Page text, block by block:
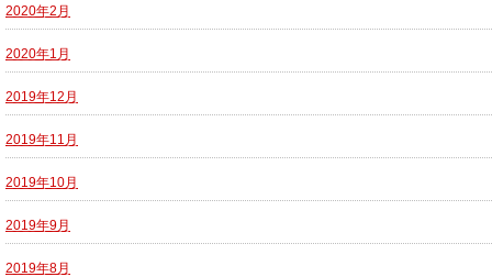
2020年2月
2020年1月
2019年12月
2019年11月
2019年10月
2019年9月
2019年8月